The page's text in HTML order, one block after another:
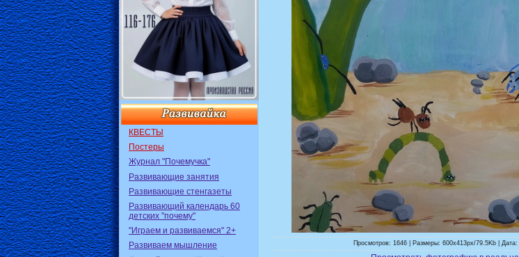
КВЕСТЫ
Постеры
Журнал "Почемучка"
Развивающие занятия
Развивающие стенгазеты
Развивающий календарь 60
детских "почему"
"Играем и развиваемся" 2+
Развиваем мышление
Просмотров: 1646 | Размеры: 600x413px/79.5Kb | Дата: